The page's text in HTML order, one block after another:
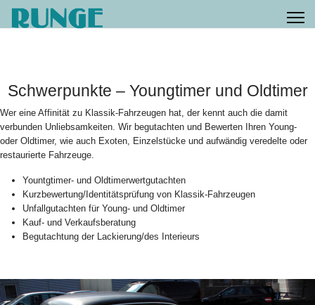
Schwerpunkte – Youngtimer und Oldtimer
Wer eine Affinität zu Klassik-Fahrzeugen hat, der kennt auch die damit
verbunden Unliebsamkeiten. Wir begutachten und Bewerten Ihren Young-
oder Oldtimer, wie auch Exoten, Einzelstücke und aufwändig veredelte oder
restaurierte Fahrzeuge.
Yountgtimer- und Oldtimerwertgutachten
Kurzbewertung/Identitätsprüfung von Klassik-Fahrzeugen
Unfallgutachten für Young- und Oldtimer
Kauf- und Verkaufsberatung
Begutachtung der Lackierung/des Interieurs